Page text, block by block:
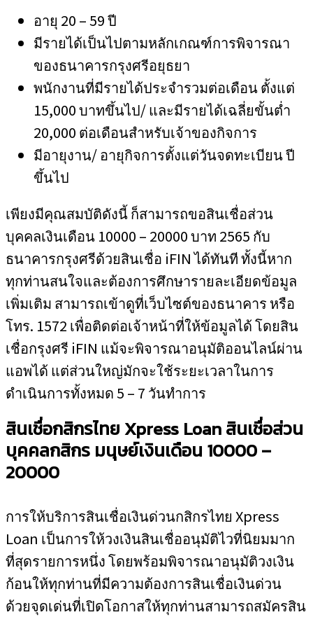
อายุ 20 – 59 ปี
มีรายได้เป็นไปตามหลักเกณฑ์การพิจารณา
ของธนาคารกรุงศรีอยุธยา
พนักงานที่มีรายได้ประจำรวมต่อเดือน ตั้งแต่
15,000 บาทขึ้นไป/ และมีรายได้เฉลี่ยขั้นต่ำ
20,000 ต่อเดือนสำหรับเจ้าของกิจการ
มีอายุงาน/ อายุกิจการตั้งแต่วันจดทะเบียน ปี
ขึ้นไป
เพียงมีคุณสมบัติดังนี้ ก็สามารถขอสินเชื่อส่วน
บุคคลเงินเดือน 10000 – 20000 บาท 2565 กับ
ธนาคารกรุงศรีด้วยสินเชื่อ iFIN ได้ทันที ทั้งนี้หาก
ทุกท่านสนใจและต้องการศึกษารายละเอียดข้อมูล
เพิ่มเติม สามารถเข้าดูที่เว็บไซต์ของธนาคาร หรือ
โทร. 1572 เพื่อติดต่อเจ้าหน้าที่ให้ข้อมูลได้ โดยสิน
เชื่อกรุงศรี iFIN แม้จะพิจารณาอนุมัติออนไลน์ผ่าน
แอพได้ แต่ส่วนใหญ่มักจะใช้ระยะเวลาในการ
ดำเนินการทั้งหมด 5 – 7 วันทำการ
สินเชื่อกสิกรไทยXpress Loan สินเชื่อส่วน
บุคคลกสิกร มนุษย์เงินเดือน 10000 –
20000
การให้บริการสินเชื่อเงินด่วนกสิกรไทย Xpress
Loan เป็นการให้วงเงินสินเชื่ออนุมัติไวที่นิยมมาก
ที่สุดรายการหนึ่ง โดยพร้อมพิจารณาอนุมัติวงเงิน
ก้อนให้ทุกท่านที่มีความต้องการสินเชื่อเงินด่วน
ด้วยจุดเด่นที่เปิดโอกาสให้ทุกท่านสามารถสมัครสิน